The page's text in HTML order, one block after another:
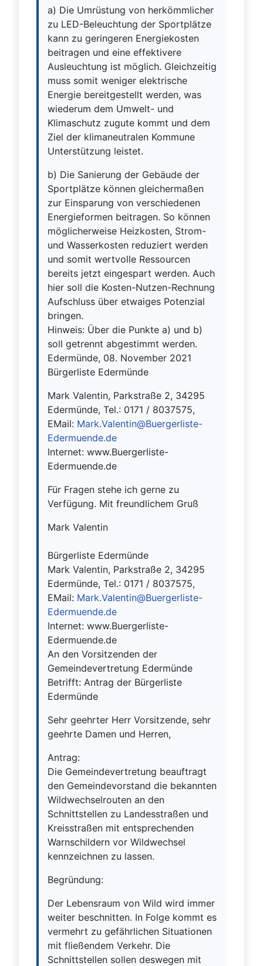
a) Die Umrüstung von herkömmlicher
zu LED-Beleuchtung der Sportplätze
kann zu geringeren Energiekosten
beitragen und eine effektivere
Ausleuchtung ist möglich. Gleichzeitig
muss somit weniger elektrische
Energie bereitgestellt werden, was
wiederum dem Umwelt- und
Klimaschutz zugute kommt und dem
Ziel der klimaneutralen Kommune
Unterstützung leistet.
b) Die Sanierung der Gebäude der
Sportplätze können gleichermaßen
zur Einsparung von verschiedenen
Energieformen beitragen. So können
möglicherweise Heizkosten, Strom-
und Wasserkosten reduziert werden
und somit wertvolle Ressourcen
bereits jetzt eingespart werden. Auch
hier soll die Kosten-Nutzen-Rechnung
Aufschluss über etwaiges Potenzial
bringen.
Hinweis: Über die Punkte a) und b)
soll getrennt abgestimmt werden.
Edermünde, 08. November 2021
Bürgerliste Edermünde
Mark Valentin, Parkstraße 2, 34295
Edermünde, Tel.: 0171 / 8037575,
EMail: Mark.Valentin@Buergerliste-
Edermuende.de
Internet: www.Buergerliste-
Edermuende.de
Für Fragen stehe ich gerne zu
Verfügung. Mit freundlichem Gruß
Mark Valentin
Bürgerliste Edermünde
Mark Valentin, Parkstraße 2, 34295
Edermünde, Tel.: 0171 / 8037575,
EMail: Mark.Valentin@Buergerliste-
Edermuende.de
Internet: www.Buergerliste-
Edermuende.de
An den Vorsitzenden der
Gemeindevertretung Edermünde
Betrifft: Antrag der Bürgerliste
Edermünde
Sehr geehrter Herr Vorsitzende, sehr
geehrte Damen und Herren,
Antrag:
Die Gemeindevertretung beauftragt
den Gemeindevorstand die bekannten
Wildwechselrouten an den
Schnittstellen zu Landesstraßen und
Kreisstraßen mit entsprechenden
Warnschildern vor Wildwechsel
kennzeichnen zu lassen.
Begründung:
Der Lebensraum von Wild wird immer
weiter beschnitten. In Folge kommt es
vermehrt zu gefährlichen Situationen
mit fließendem Verkehr. Die
Schnittstellen sollen deswegen mit